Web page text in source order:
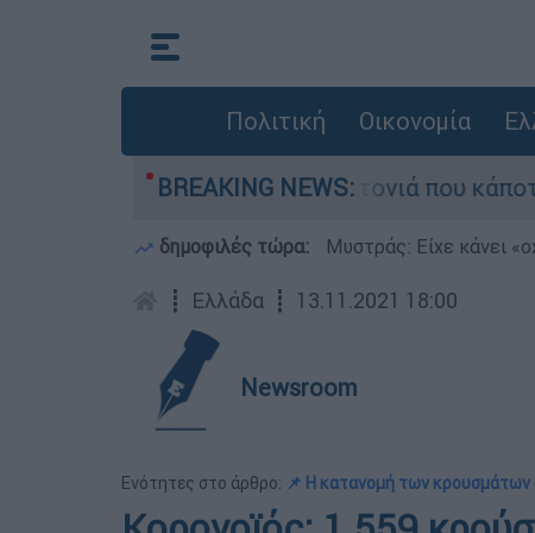
Πολιτική Οικονομία
BREAKING NEWS:
φωτιά τη γειτονιά που κάποτε τους
δημοφιλές τώρα: Μυστράς: Είχε κάνει
┋ Ελλάδα ┋ 13.11.2021 18:00
Newsroom
Ενότητες στο άρθρο: 📌 Η κατανομή των